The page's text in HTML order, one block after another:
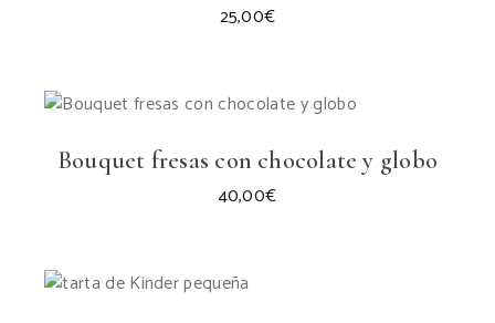
25,00€
Bouquet fresas con chocolate y globo
40,00€